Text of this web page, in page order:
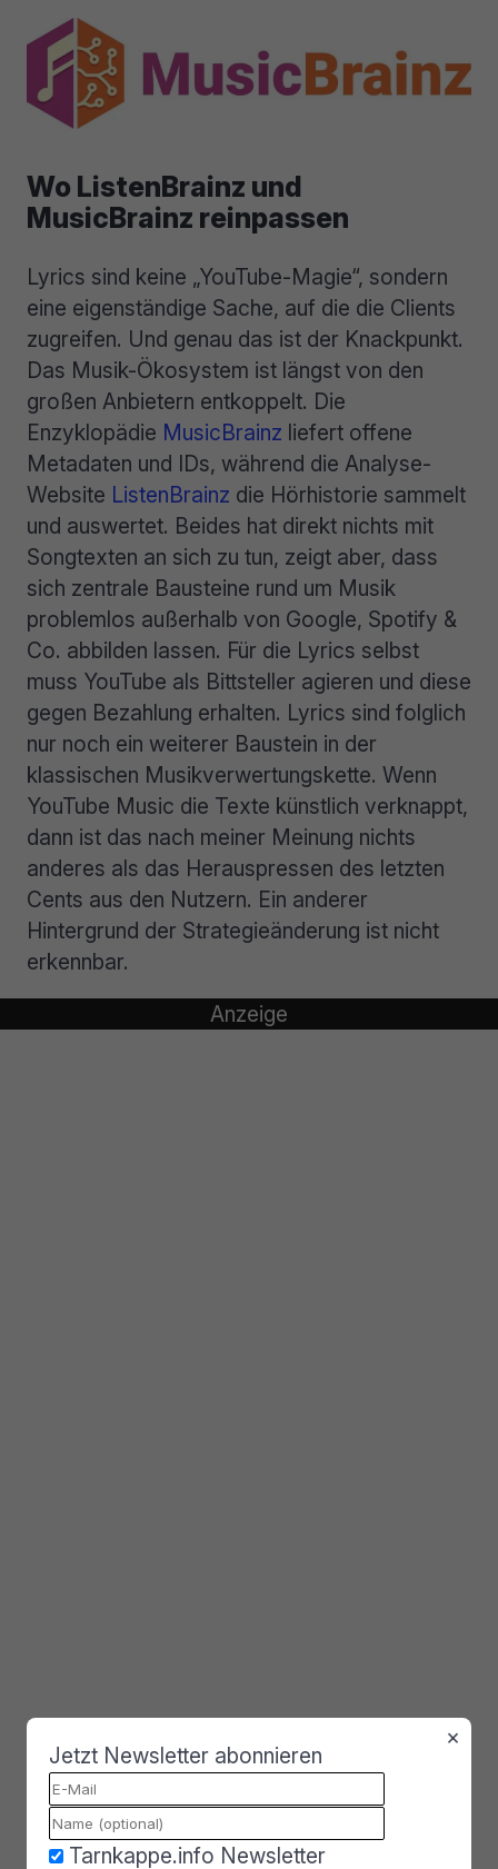
Wo ListenBrainz und
MusicBrainz reinpassen
Lyrics sind keine „YouTube-Magie“, sondern
eine eigenständige Sache, auf die die Clients
zugreifen. Und genau das ist der Knackpunkt.
Das Musik-Ökosystem ist längst von den
großen Anbietern entkoppelt. Die
Enzyklopädie MusicBrainz liefert offene
Metadaten und IDs, während die Analyse-
Website ListenBrainz die Hörhistorie sammelt
und auswertet. Beides hat direkt nichts mit
Songtexten an sich zu tun, zeigt aber, dass
sich zentrale Bausteine rund um Musik
problemlos außerhalb von Google, Spotify &
Co. abbilden lassen. Für die Lyrics selbst
muss YouTube als Bittsteller agieren und diese
gegen Bezahlung erhalten. Lyrics sind folglich
nur noch ein weiterer Baustein in der
klassischen Musikverwertungskette. Wenn
YouTube Music die Texte künstlich verknappt,
dann ist das nach meiner Meinung nichts
anderes als das Herauspressen des letzten
Cents aus den Nutzern. Ein anderer
Hintergrund der Strategieänderung ist nicht
erkennbar.
×
Jetzt Newsletter abonnieren
Tarnkappe.info Newsletter